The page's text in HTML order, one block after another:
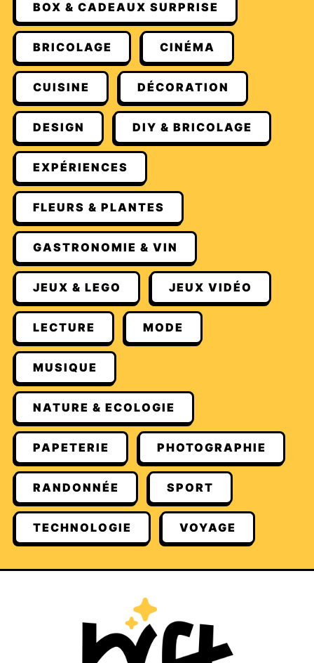
BOX & CADEAUX SURPRISE
BRICOLAGE CINÉMA
CUISINE DÉCORATION
DESIGN DIY & BRICOLAGE
EXPÉRIENCES
FLEURS & PLANTES
GASTRONOMIE & VIN
JEUX & LEGO JEUX VIDÉO
LECTURE MODE
MUSIQUE
NATURE & ECOLOGIE
PAPETERIE PHOTOGRAPHIE
RANDONNÉE SPORT
TECHNOLOGIE VOYAGE